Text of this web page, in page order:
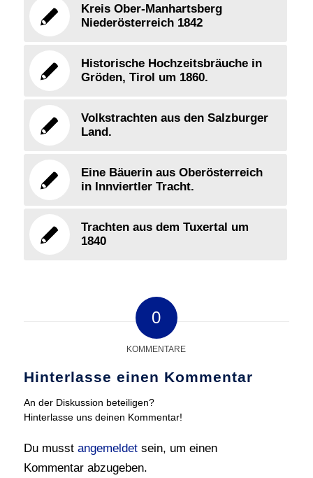
Kreis Ober-Manhartsberg
Niederösterreich 1842
Historische Hochzeitsbräuche in
Gröden, Tirol um 1860.
Volkstrachten aus den Salzburger
Land.
Eine Bäuerin aus Oberösterreich
in Innviertler Tracht.
Trachten aus dem Tuxertal um
1840
0
KOMMENTARE
Hinterlasse einen Kommentar
An der Diskussion beteiligen?
Hinterlasse uns deinen Kommentar!
Du musst angemeldetsein, um einen
Kommentar abzugeben.